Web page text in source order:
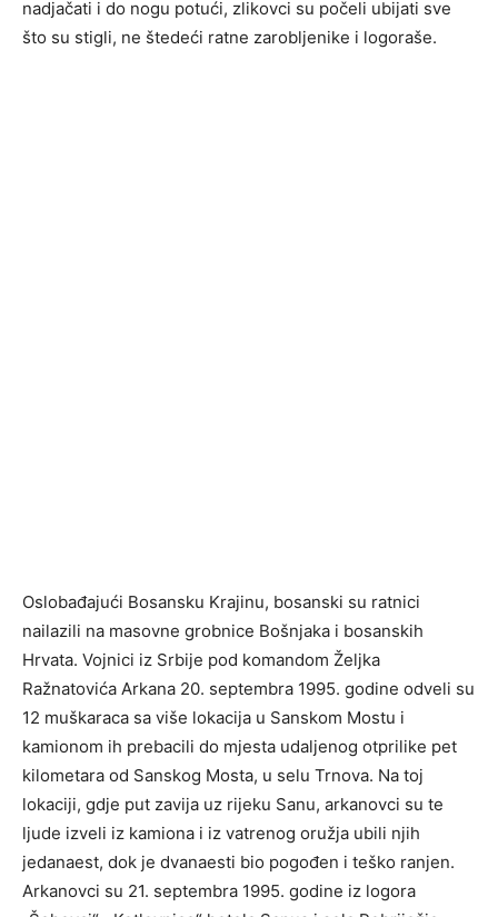
nadjačati i do nogu potući, zlikovci su počeli ubijati sve
što su stigli, ne štedeći ratne zarobljenike i logoraše.
Oslobađajući Bosansku Krajinu, bosanski su ratnici
nailazili na masovne grobnice Bošnjaka i bosanskih
Hrvata. Vojnici iz Srbije pod komandom Željka
Ražnatovića Arkana 20. septembra 1995. godine odveli su
12 muškaraca sa više lokacija u Sanskom Mostu i
kamionom ih prebacili do mjesta udaljenog otprilike pet
kilometara od Sanskog Mosta, u selu Trnova. Na toj
lokaciji, gdje put zavija uz rijeku Sanu, arkanovci su te
ljude izveli iz kamiona i iz vatrenog oružja ubili njih
jedanaest, dok je dvanaesti bio pogođen i teško ranjen.
Arkanovci su 21. septembra 1995. godine iz logora